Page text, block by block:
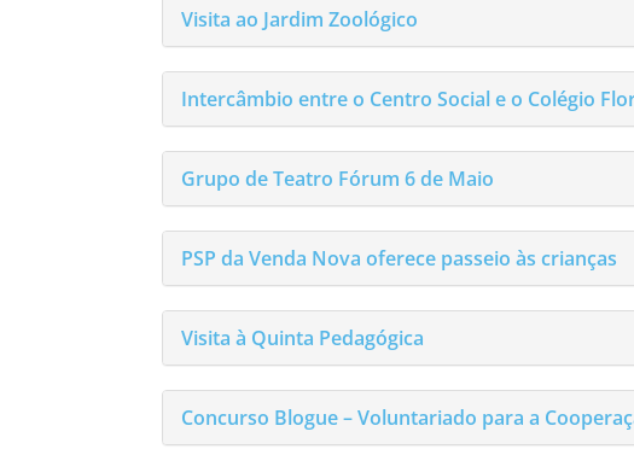
Visita ao Jardim Zoológico
Intercâmbio entre o Centro Social e o Colégio
Grupo de Teatro Fórum 6 de Maio
PSP da Venda Nova oferece passeio às crianças
Visita à Quinta Pedagógica
Concurso Blogue – Voluntariado para a